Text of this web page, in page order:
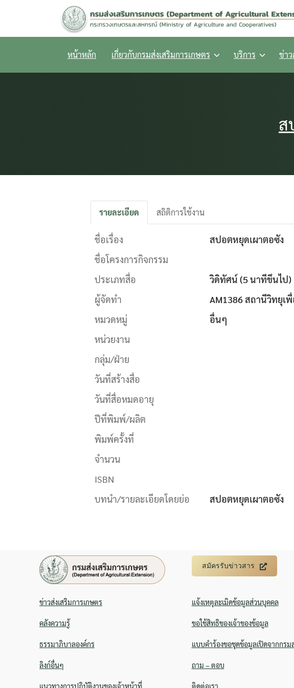
หน้าหลัก เกี่ยวกับกรมส่งเสริมการเกษตร บริการ ข่าว
ส
รายละเอียด สถิติการใช้งาน
ชื่อเรื่อง
สปอตหยุดเผาตอซัง
ชื่อโครงการกิจกรรม
ประเภทสื่อ
วิดิทัศน์ (5 นาทีขึนไป)
ผู้จัดทำ
AM1386 สถานีวิทยุเ
หมวดหมู่
อื่นๆ
หน่วยงาน
กลุ่ม/ฝ่าย
วันที่สร้างสื่อ
วันที่สื่อหมดอายุ
ปีที่พิมพ์/ผลิต
พิมพ์ครั้งที่
จำนวน
ISBN
บทนำ/รายละเอียดโดยย่อ
สปอตหยุดเผาตอซัง
สมัครรับข่าวสาร
ข่าวส่งเสริมการเกษตร
คลังความรู้
ธรรมาภิบาลองค์กร
ลิงก์อื่นๆ
แจ้งเหตุละเมิดข้อมูลส่วนบุคคล
ขอใช้สิทธิของเจ้าของข้อมูล
แบบคำร้องขอชุดข้อมูลเปิดจากกรม
ถาม – ตอบ